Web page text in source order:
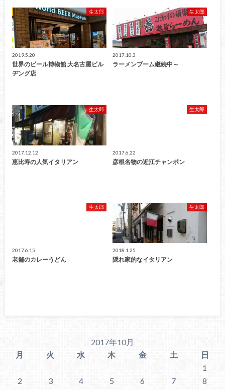
生太郎
2019.5.20
世界のビール博物館 大名古屋ビル
ヂング店
生太郎
2017.10.3
ラーメンブーム継続中～
生太郎
2017.12.12
恵比寿の人気イタリアン
生太郎
2017.6.22
彦根名物の近江チャンポン
生太郎
2017.6.15
老舗のカレーうどん
生太郎
2018.1.25
隠れ家的なイタリアン
2017年10月
月
火 水 木 金 土
日
1
2
3 4 5 6 7
8